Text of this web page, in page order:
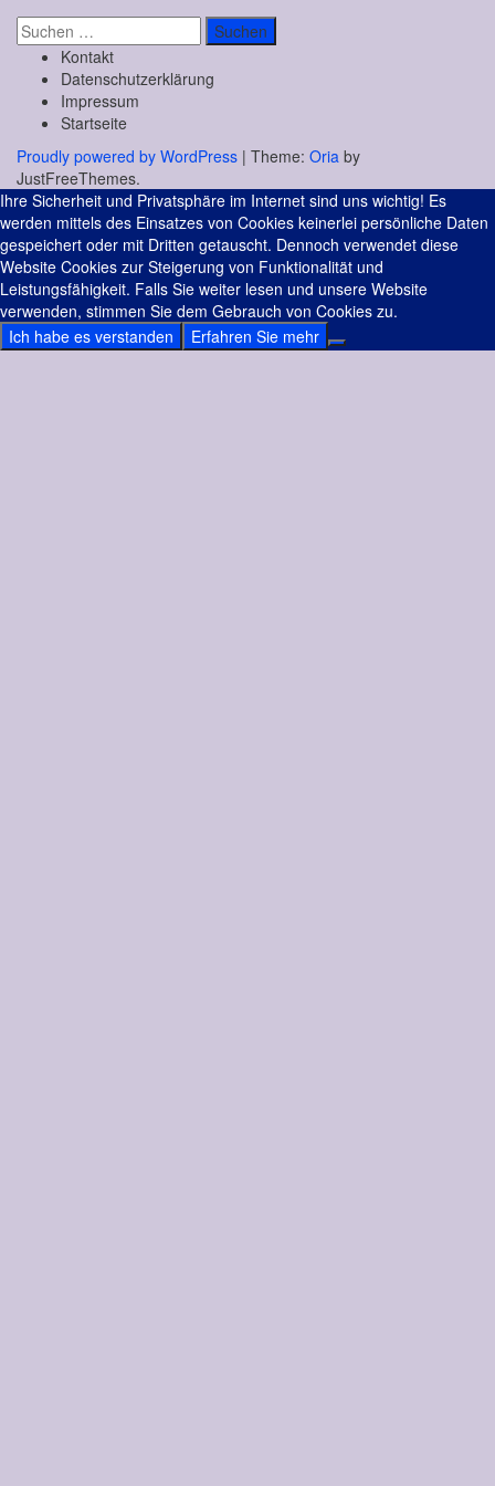
Suchen
nach: Kontakt
Datenschutzerklärung
Impressum
Startseite
Proudly powered by WordPress | Theme: Oria by
JustFreeThemes.
Ihre Sicherheit und Privatsphäre im Internet sind uns wichtig! Es
werden mittels des Einsatzes von Cookies keinerlei persönliche Daten
gespeichert oder mit Dritten getauscht. Dennoch verwendet diese
Website Cookies zur Steigerung von Funktionalität und
Leistungsfähigkeit. Falls Sie weiter lesen und unsere Website
verwenden, stimmen Sie dem Gebrauch von Cookies zu.
Ich habe es verstanden
Erfahren Sie mehr